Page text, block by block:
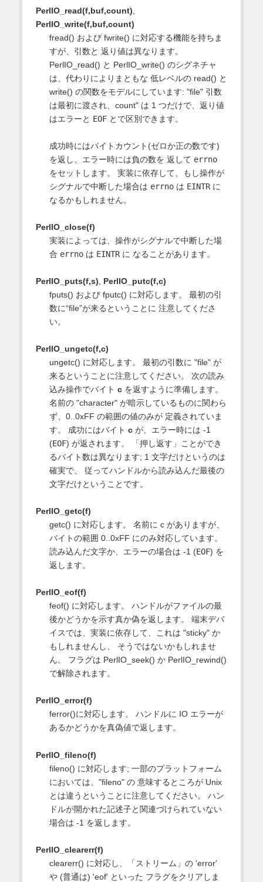
PerlIO_read(f,buf,count),
PerlIO_write(f,buf,count)
fread() および fwrite() に対応する機能を持ちま
すが、引数と 返り値は異なります。
PerlIO_read() と PerlIO_write() のシグネチャ
は、代わりによりまともな 低レベルの read() と
write() の関数をモデルにしています: "file" 引数
は最初に渡され、count" は 1 つだけで、返り値
はエラーと EOFとで区別できます。
成功時にはバイトカウント(ゼロか正の数です)
を返し、エラー時には負の数を 返して errno
をセットします。 実装に依存して、もし操作が
シグナルで中断した場合は errnoは EINTRに
なるかもしれません。
PerlIO_close(f)
実装によっては、操作がシグナルで中断した場
合 errnoは EINTRに なることがあります。
PerlIO_puts(f,s), PerlIO_putc(f,c)
fputs() および fputc() に対応します。 最初の引
数に“file”が来るということに 注意してくださ
い。
PerlIO_ungetc(f,c)
ungetc() に対応します。 最初の引数に "file" が
来るということに注意してください。 次の読み
込み操作でバイト cを返すように準備します。
名前の "character" が暗示しているものに関わら
ず、0..0xFF の範囲の値のみが 定義されていま
す。 成功にはバイト cが、エラー時には -1
(EOF) が返されます。 「押し返す」ことができ
るバイト数は異なります; 1 文字だけというのは
確実で、 従ってハンドルから読み込んだ最後の
文字だけということです。
PerlIO_getc(f)
getc() に対応します。 名前に c がありますが、
バイトの範囲 0..0xFF にのみ対応しています。
読み込んだ文字か、エラーの場合は -1 (EOF) を
返します。
PerlIO_eof(f)
feof() に対応します。 ハンドルがファイルの最
後かどうかを示す真か偽を返します。 端末デバ
イスでは、実装に依存して、これは "sticky" か
もしれませんし、 そうではないかもしれませ
ん。 フラグは PerlIO_seek() か PerlIO_rewind()
で解除されます。
PerlIO_error(f)
ferror()に対応します。 ハンドルに IO エラーが
あるかどうかを真偽値で返します。
PerlIO_fileno(f)
fileno() に対応します; 一部のプラットフォーム
においては、"fileno" の 意味するところが Unix
とは違うということに注意してください。 ハン
ドルが開かれた記述子と関連づけられていない
場合は -1 を返します。
PerlIO_clearerr(f)
clearerr() に対応し、「ストリーム」の 'error'
や (普通は) 'eof' といった フラグをクリアしま